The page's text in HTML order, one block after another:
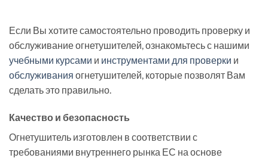
Если Вы хотите самостоятельно проводить проверку и
обслуживание огнетушителей, ознакомьтесь с нашими
учебными курсами и инструментами для проверки и
обслуживания огнетушителей, которые позволят Вам
сделать это правильно.
Качество и безопасность
Огнетушитель изготовлен в соответствии с
требованиями внутреннего рынка ЕС на основе